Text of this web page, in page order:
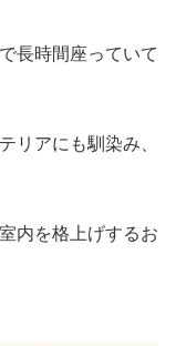
長時間座っていて
リアにも馴染み、
内を格上げするお